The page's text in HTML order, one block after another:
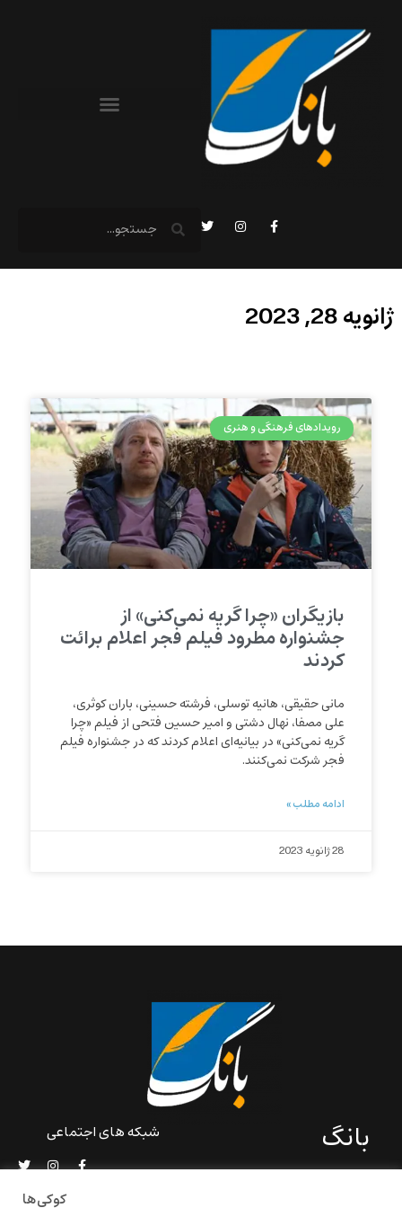
ژانویه 28, 2023
رویدادهای فرهنگی و هنری
بازیگران «چرا گریه نمی‌کنی» از
جشنواره مطرود فیلم فجر اعلام برائت
کردند
مانی حقیقی، هانیه توسلی، فرشته حسینی، باران کوثری،
علی مصفا، نهال دشتی و امیر حسین فتحی از فیلم «چرا
گریه نمی‌کنی» در بیانیه‌ای اعلام کردند که در جشنواره فیلم
فجر شرکت نمی‌کنند.
ادامه مطلب »
28 ژانویه 2023
بانگ شبکه های اجتماعی
کوکی‌ها